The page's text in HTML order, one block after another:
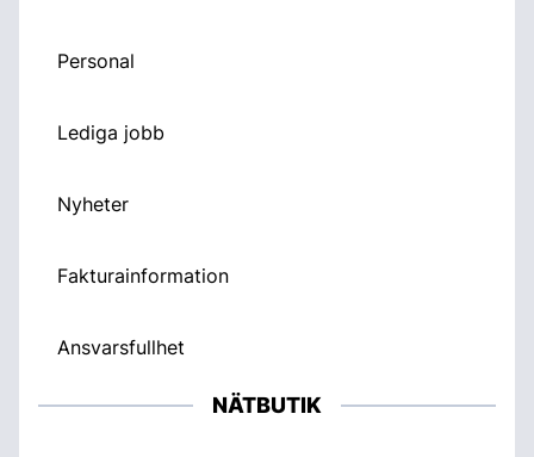
Personal
Lediga jobb
Nyheter
Fakturainformation
Ansvarsfullhet
NÄTBUTIK